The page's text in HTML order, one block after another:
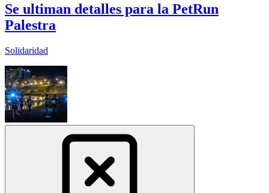
Se ultiman detalles para la PetRun
Palestra
Solidaridad